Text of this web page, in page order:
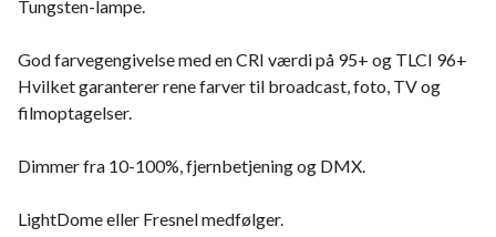
Tungsten-lampe.
God farvegengivelse med en CRI værdi på 95+ og TLCI 96+
Hvilket garanterer rene farver til broadcast, foto, TV og
filmoptagelser.
Dimmer fra 10-100%, fjernbetjening og DMX.
LightDome eller Fresnel medfølger.